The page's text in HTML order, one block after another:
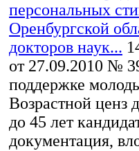
персональных
Оренбургской
докторов наук...
от 27.09.2010 №
поддержке
Возрастной ценз
до 45 лет
документация,